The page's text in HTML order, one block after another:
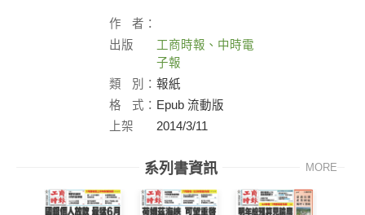
作
者：
出版
工商時報、中時電
子報
類
別： 報紙
格
式： Epub 流動版
上架
2014/3/11
系列書資訊 MORE